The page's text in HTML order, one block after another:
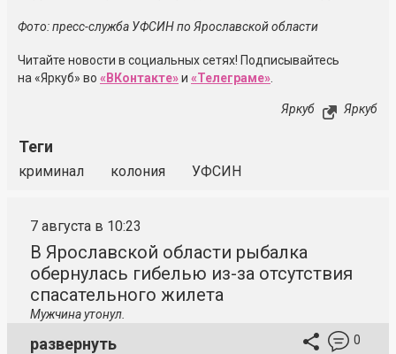
Фото: пресс-служба УФСИН по Ярославской области
Читайте новости в социальных сетях! Подписывайтесь
на «Яркуб» во «ВКонтакте»и «Телеграме».
Яркуб Яркуб
Теги
криминал колония УФСИН
7 августа в 10:23
В Ярославской области рыбалка
обернулась гибелью из-за отсутствия
спасательного жилета
Мужчина утонул.
развернуть 0